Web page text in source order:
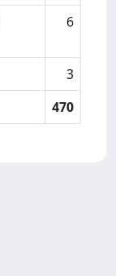
6
3
470